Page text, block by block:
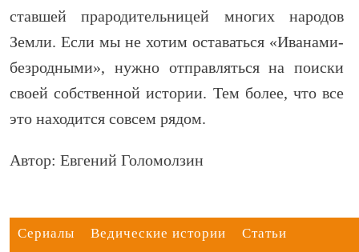
ставшей прародительницей многих народов
Земли. Если мы не хотим оставаться «Иванами-
безродными», нужно отправляться на поиски
своей собственной истории. Тем более, что все
это находится совсем рядом.
Автор: Евгений Голомолзин
Сериалы Ведические истории Статьи